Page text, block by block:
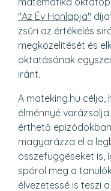
"Az Év Honlapja"
zsűri az értékelés
megközelítését és
oktatásának
iránt.​
A mateking.hu
élménnyé
érthető
magyarázza el a
összefüggéseket is,
spórol meg a
élvezetessé is teszi